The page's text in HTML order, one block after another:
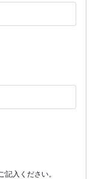
入ください。